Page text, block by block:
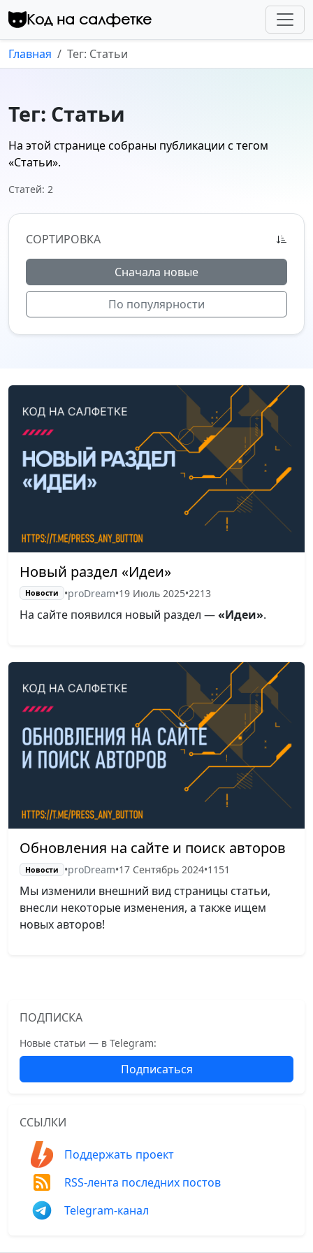
Перейти к контенту
Код на салфетке
Главная Тег: Статьи
Тег: Статьи
На этой странице собраны публикации с тегом
«Статьи».
Статей: 2
СОРТИРОВКА
Сначала новые
По популярности
Новый раздел «Идеи»
Новости •proDream•19 Июль 2025•2213
На сайте появился новый раздел —«Идеи».
Обновления на сайте и поиск авторов
Новости •proDream•17 Сентябрь 2024•1151
Мы изменили внешний вид страницы статьи,
внесли некоторые изменения, а также ищем
новых авторов!
ПОДПИСКА
Новые статьи — в Telegram:
Подписаться
ССЫЛКИ
Поддержать проект
RSS-лента последних постов
Telegram-канал